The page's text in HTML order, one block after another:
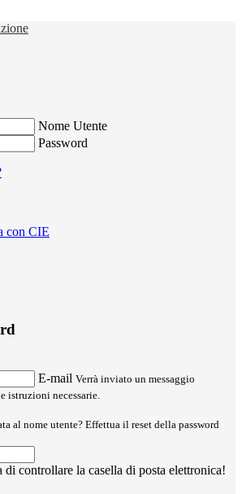
Nome Utente
Password
con CIE
E-mail Verrà inviato un messaggio
istruzioni necessarie.
al nome utente? Effettua il reset della password
controllare la casella di posta elettronica!